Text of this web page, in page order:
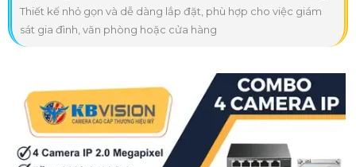
Thiết kế nhỏ gọn và dễ dàng lắp đặt, phù hợp cho việc giám
sát gia đình, văn phòng hoặc cửa hàng